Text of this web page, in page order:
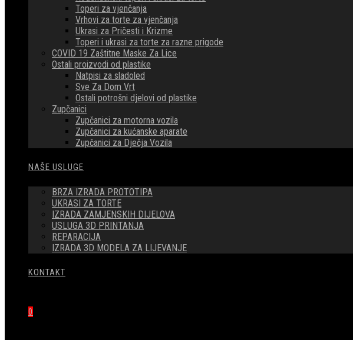
Toperi za vjenčanja
Vrhovi za torte za vjenčanja
Ukrasi za Pričesti i Krizme
Toperi i ukrasi za torte za razne prigode
COVID 19 Zaštitne Maske Za Lice
Ostali proizvodi od plastike
Natpisi za sladoled
Sve Za Dom Vrt
Ostali potrošni djelovi od plastike
Zupčanici
Zupčanici za motorna vozila
Zupčanici za kućanske aparate
Zupčanici za Dječja Vozila
NAŠE USLUGE
BRZA IZRADA PROTOTIPA
UKRASI ZA TORTE
IZRADA ZAMJENSKIH DIJELOVA
USLUGA 3D PRINTANJA
REPARACIJA
IZRADA 3D MODELA ZA LIJEVANJE
KONTAKT
0